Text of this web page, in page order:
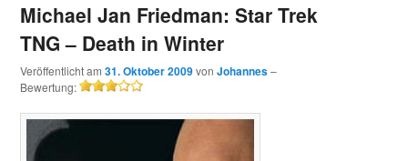
Michael Jan Friedman: Star Trek
TNG – Death in Winter
Veröffentlicht am31. Oktober 2009vonJohannes–
Bewertung: